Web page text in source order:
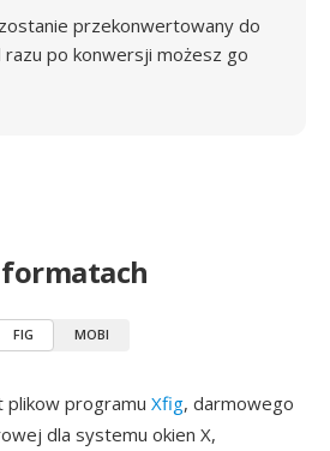
przekonwertowany do
po konwersji możesz go
formatach
FIG MOBI
plikow programu Xfig, darmowego
dla systemu okien X,